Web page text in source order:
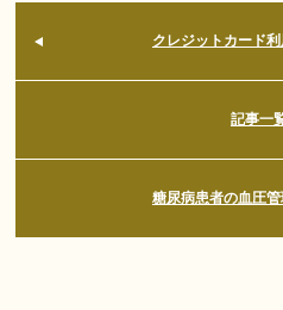
クレジットカード
記事一
糖尿病患者の血圧